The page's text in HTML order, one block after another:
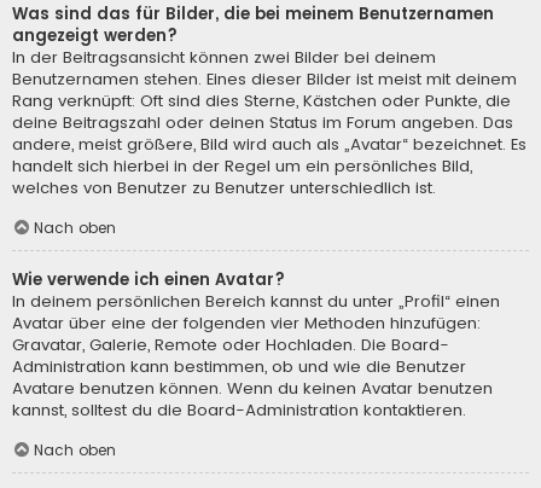
Was sind das für Bilder, die bei meinem Benutzernamen
angezeigt werden?
In der Beitragsansicht können zwei Bilder bei deinem
Benutzernamen stehen. Eines dieser Bilder ist meist mit deinem
Rang verknüpft: Oft sind dies Sterne, Kästchen oder Punkte, die
deine Beitragszahl oder deinen Status im Forum angeben. Das
andere, meist größere, Bild wird auch als „Avatar“ bezeichnet. Es
handelt sich hierbei in der Regel um ein persönliches Bild,
welches von Benutzer zu Benutzer unterschiedlich ist.
Nach oben
Wie verwende ich einen Avatar?
In deinem persönlichen Bereich kannst du unter „Profil“ einen
Avatar über eine der folgenden vier Methoden hinzufügen:
Gravatar, Galerie, Remote oder Hochladen. Die Board-
Administration kann bestimmen, ob und wie die Benutzer
Avatare benutzen können. Wenn du keinen Avatar benutzen
kannst, solltest du die Board-Administration kontaktieren.
Nach oben